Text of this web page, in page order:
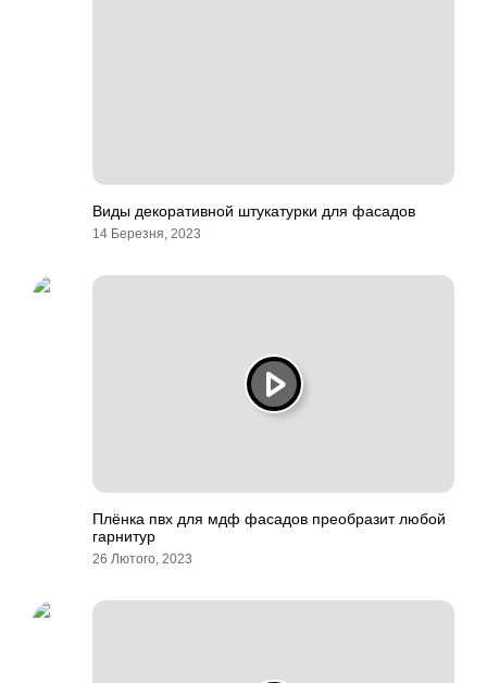
Виды декоративной штукатурки для фасадов
14 Березня, 2023
Плёнка пвх для мдф фасадов преобразит любой
гарнитур
26 Лютого, 2023